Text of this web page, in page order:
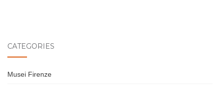
CATEGORIES
Musei Firenze